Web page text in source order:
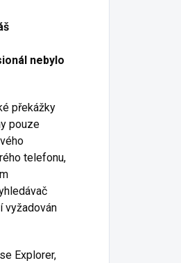
nebylo
překážky
pouze
telefonu,
vyžadován
Explorer,